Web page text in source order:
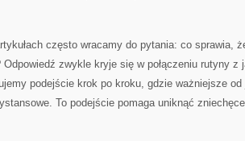
często wracamy do pytania: co sprawia,
Odpowiedź zwykle kryje się w połączeniu rutyny z
podejście krok po kroku, gdzie ważniejsze od
To podejście pomaga uniknąć